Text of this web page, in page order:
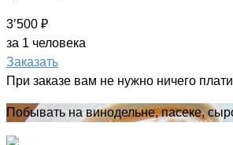
3’500 ₽
за 1 человека
Заказать
При заказе вам не нужно ничего
Побывать на винодельне, пасеке,